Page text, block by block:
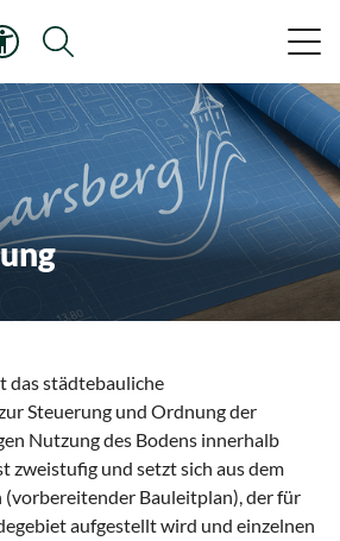
das städtebauliche
Steuerung und Ordnung der
Nutzung des Bodens innerhalb
zweistufig und setzt sich aus dem
(vorbereitender Bauleitplan), der für
aufgestellt wird und einzelnen